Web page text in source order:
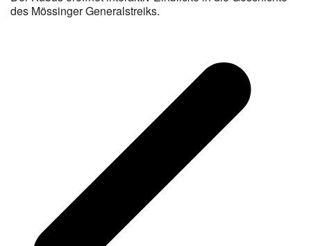
des Mössinger Generalstreiks.